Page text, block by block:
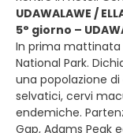
UDAWALAWE /
5° giorno –
In prima mattinata
National Park.
una popolazione
selvatici, cervi
endemiche.
Gap, Adams Peak